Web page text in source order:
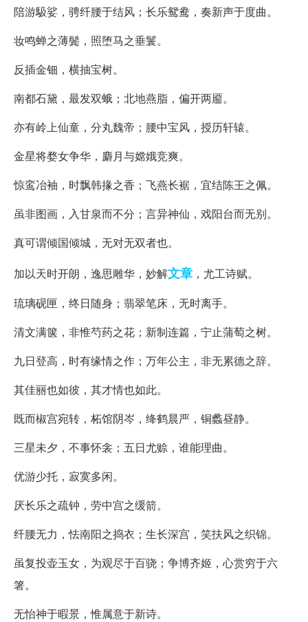
陪游馺娑，骋纤腰于结风；长乐鸳鸯，奏新声于度曲。
妆鸣蝉之薄鬓，照堕马之垂鬟。
反插金钿，横抽宝树。
南都石黛，最发双蛾；北地燕脂，偏开两靥。
亦有岭上仙童，分丸魏帝；腰中宝风，授历轩辕。
金星将婺女争华，麝月与嫦娥竞爽。
惊鸾冶袖，时飘韩掾之香；飞燕长裾，宜结陈王之佩。
虽非图画，入甘泉而不分；言异神仙，戏阳台而无别。
真可谓倾国倾城，无对无双者也。
加以天时开朗，逸思雕华，妙解文章 ，尤工诗赋。
琉璃砚匣，终日随身；翡翠笔床，无时离手。
清文满箧，非惟芍药之花；新制连篇，宁止蒲萄之树。
九日登高，时有缘情之作；万年公主，非无累德之辞。
其佳丽也如彼，其才情也如此。
既而椒宫宛转，柘馆阴岑，绛鹤晨严，铜蠡昼静。
三星未夕，不事怀衾；五日尤赊，谁能理曲。
优游少托，寂寞多闲。
厌长乐之疏钟，劳中宫之缓箭。
纤腰无力，怯南阳之捣衣；生长深宫，笑扶风之织锦。
虽复投壶玉女，为观尽于百骁；争博齐姬，心赏穷于六
箸。
无怡神于暇景，惟属意于新诗。